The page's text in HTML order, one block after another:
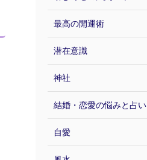
最高の開運術
潜在意識
神社
結婚・恋愛の悩みと占い
自愛